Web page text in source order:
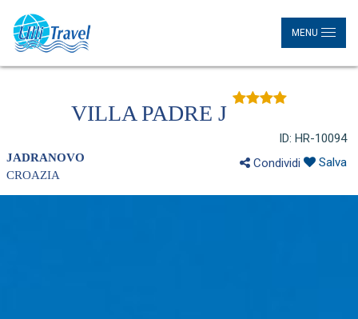
MENU
VILLA PADRE J
JADRANOVO
CROAZIA
ID: HR-10094
Condividi
Salva